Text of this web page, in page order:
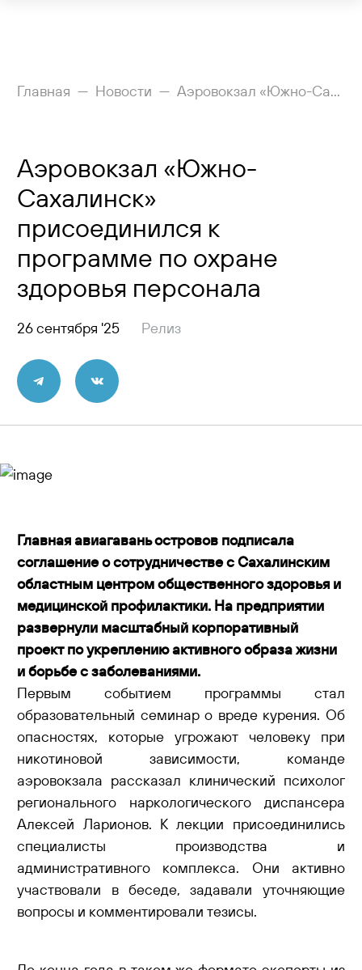
Рейсы
Прилетающим
Услуги
Как добраться
Аэропорт
Пресс-центр
Контакты
Главная Новости Аэровокзал «Южно-Сахалинск» присоединился к программе по охране здоровья персонала
Аэровокзал «Южно-
Сахалинск»
присоединился к
программе по охране
здоровья персонала
26 сентября '25 Релиз
Главная авиагавань островов подписала
соглашение о сотрудничестве с Сахалинским
областным центром общественного здоровья и
медицинской профилактики. На предприятии
развернули масштабный корпоративный
проект по укреплению активного образа жизни
и борьбе с заболеваниями.
Первым событием программы стал
образовательный семинар о вреде курения. Об
опасностях, которые угрожают человеку при
никотиновой зависимости, команде
аэровокзала рассказал клинический психолог
регионального наркологического диспансера
Алексей Ларионов. К лекции присоединились
специалисты производства и
административного комплекса. Они активно
участвовали в беседе, задавали уточняющие
вопросы и комментировали тезисы.